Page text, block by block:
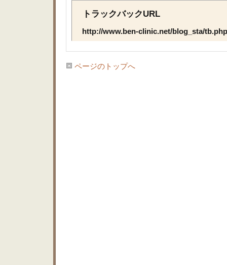
トラックバックURL
http://www.ben-clinic.net/blog_sta/
ページのトップへ